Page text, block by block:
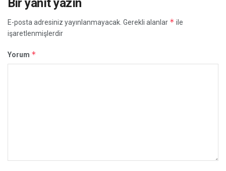
Bir yanıt yazın
E-posta adresiniz yayınlanmayacak. Gerekli alanlar * ile
işaretlenmişlerdir
Yorum *